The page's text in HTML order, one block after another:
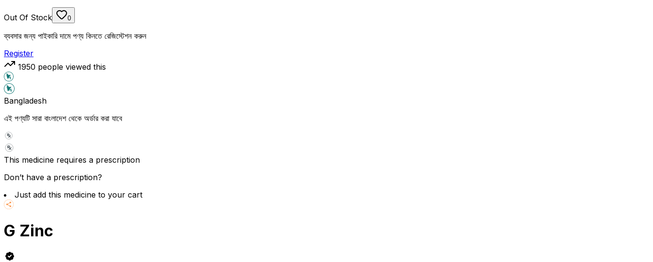
Out Of Stock 0
ব্যবসার জন্য পাইকারি দামে পণ্য কিনতে রেজিস্টেশন করুন
Register
1950 people viewed this
Bangladesh
এই পণ্যটি সারা বাংলাদেশ থেকে অর্ডার করা যাবে
This medicine requires a prescription
Don’t have a prescription?
Just add this medicine to your cart
G Zinc